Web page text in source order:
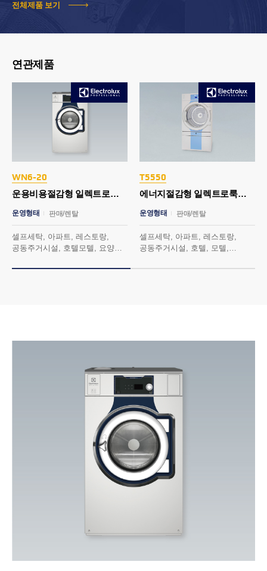
전체제품 보기
연관제품
WN6-20
운용비용절감형 일렉트로룩스 세탁기 20kg
운영형태 판매/렌탈
셀프세탁, 아파트, 레스토랑,
공동주거시설, 호텔모텔, 요양원,
범용/VFD장치로 최적의 세탁과
T5550
에너지절감형 일렉트로룩스 건조기 30kg
운영형태 판매/렌탈
셀프세탁, 아파트, 레스토랑,
공동주거시설, 호텔, 모텔,
범용/열회수 장치로 에너지 최대